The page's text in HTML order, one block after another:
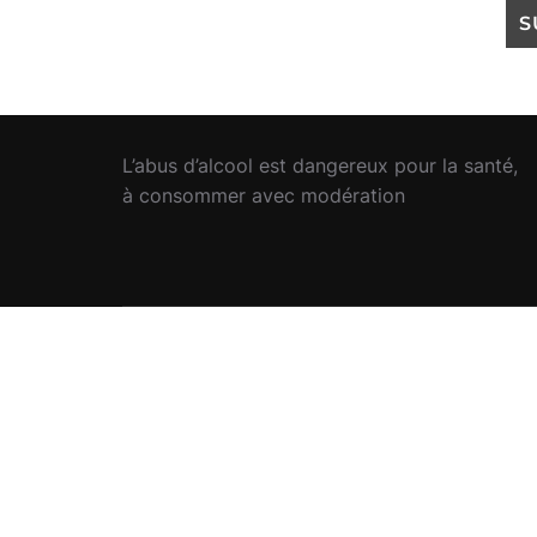
L’abus d’alcool est dangereux pour la santé,
à consommer avec modération